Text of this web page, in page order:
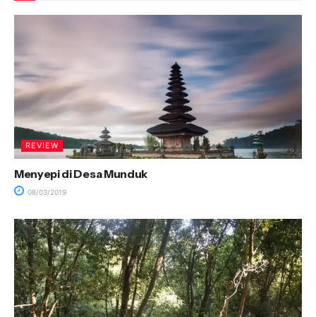
REVIEW
Menyepi di Desa Munduk
08/03/2019